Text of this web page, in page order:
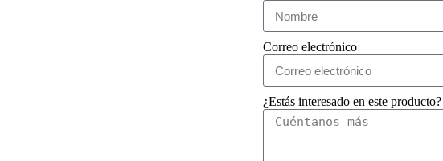
Correo electrónico
¿Estás interesado en este producto?